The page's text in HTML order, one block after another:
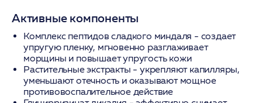
Активные компоненты
Комплекс пептидов сладкого миндаля - создает
упругую пленку, мгновенно разглаживает
морщины и повышает упругость кожи
Растительные экстракты - укрепляют капилляры,
уменьшают отечность и оказывают мощное
противовоспалительное действие